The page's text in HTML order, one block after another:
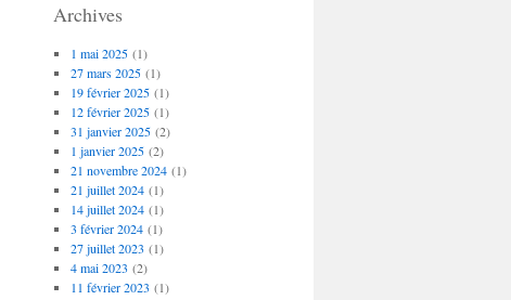
Archives
1 mai 2025(1)
27 mars 2025(1)
19 février 2025(1)
12 février 2025(1)
31 janvier 2025(2)
1 janvier 2025(2)
21 novembre 2024(1)
21 juillet 2024(1)
14 juillet 2024(1)
3 février 2024(1)
27 juillet 2023 (1)
4 mai 2023 (2)
11 février 2023 (1)